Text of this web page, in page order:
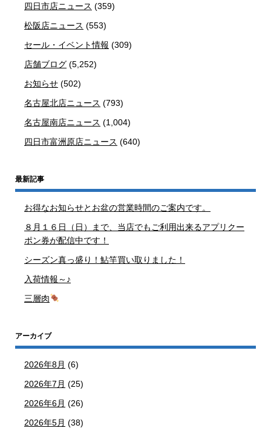
四日市店ニュース (359)
松阪店ニュース (553)
セール・イベント情報 (309)
店舗ブログ (5,252)
お知らせ (502)
名古屋北店ニュース (793)
名古屋南店ニュース (1,004)
四日市富洲原店ニュース (640)
最新記事
お得なお知らせとお盆の営業時間のご案内です。
８月１６日（日）まで、当店でもご利用出来るアプリクー
ポン券が配信中です！
シーズン真っ盛り！鮎竿買い取りました！
入荷情報～♪
三層肉
アーカイブ
2026年8月 (6)
2026年7月 (25)
2026年6月 (26)
2026年5月 (38)